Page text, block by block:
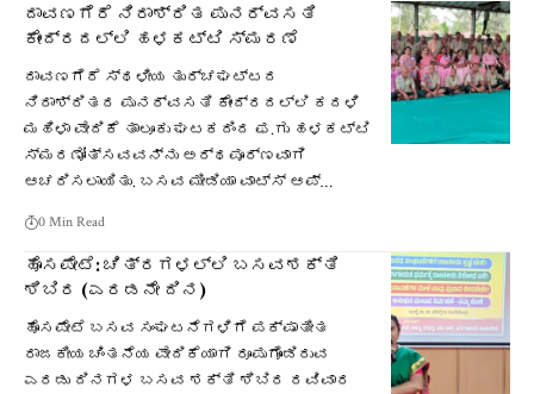
ದಾವಣಗೆರೆ ನಿರಾಶ್ರಿತ ಪುನರ್ವಸತಿ
ಕೇಂದ್ರದಲ್ಲಿ ಹಳಕಟ್ಟಿ ಸ್ಮರಣೆ
ದಾವಣಗೆರೆ ಸ್ಥಳೀಯ ತುರ್ಚಘಟ್ಟದ
ನಿರಾಶ್ರಿತರ ಪುನರ್ವಸತಿ ಕೇಂದ್ರದಲ್ಲಿ ಕದಳಿ
ಮಹಿಳಾ ವೇದಿಕೆ ತಾಲೂಕು ಘಟಕದಿಂದ ಫ.ಗು ಹಳಕಟ್ಟಿ
ಸ್ಮರಣೋತ್ಸವವನ್ನು ಅರ್ಥಪೂರ್ಣವಾಗಿ
ಆಚರಿಸಲಾಯಿತು. ಬಸವ ಮೀಡಿಯಾ ವಾಟ್ಸ್ ಆಪ್…
0 Min Read
ಹೊಸಪೇಟೆ: ಚಿತ್ರಗಳಲ್ಲಿ ಬಸವಶಕ್ತಿ
ಶಿಬಿರ (ಎರಡನೇ ದಿನ)
ಹೊಸಪೇಟೆ ಬಸವ ಸಂಘಟನೆಗಳಿಗೆ ಪಕ್ಷಾತೀತ
ರಾಜಕೀಯ ಚಿಂತನೆಯ ವೇದಿಕೆಯಾಗಿ ರೂಪುಗೊಂಡಿರುವ
ಎರಡು ದಿನಗಳ ಬಸವ ಶಕ್ತಿ ಶಿಬಿರ ರವಿವಾರ